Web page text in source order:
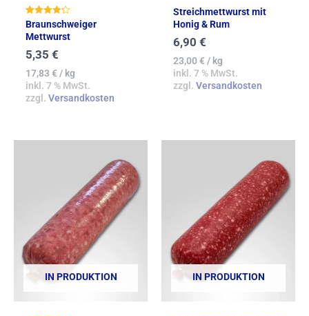
Bewertet
mit
4.29
Braunschweiger
Mettwurst
5,35 €
17,83 €/ kg
inkl. 7 % MwSt.
zzgl. Versandkosten
Streichmettwurst mit
Honig & Rum
6,90 €
23,00€/ kg
inkl. 7 % MwSt.
zzgl. Versandkosten
IN PRODUKTION IN PRODUKTION